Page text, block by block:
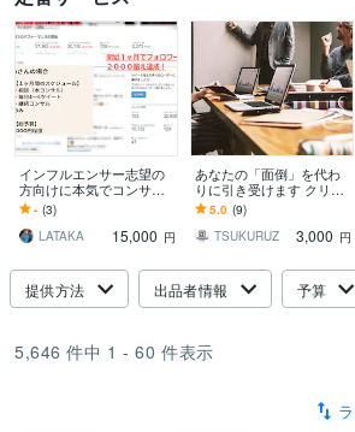
インフルエンサー志望の
方向けに本気でコンサル
します 初心者向けにゼロ
から現役インフルエンサ
ーコーチが相談乗ります
- (3)
LATAKA
15,000 円
あなたの「面倒」を代わ
りに引き受けます クリエ
イティブから雑務まで、
まるっと引き受けます
5.0 (9)
TSUKURUZ
3,000 円
提供方法 出品者情報 予算
5,646 件中 1 - 60 件表示